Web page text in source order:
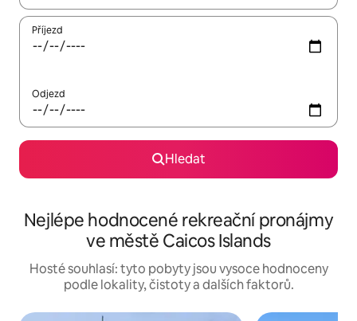
Příjezd
Odjezd
Hledat
Nejlépe hodnocené rekreační pronájmy
ve městě Caicos Islands
Hosté souhlasí: tyto pobyty jsou vysoce hodnoceny
podle lokality, čistoty a dalších faktorů.